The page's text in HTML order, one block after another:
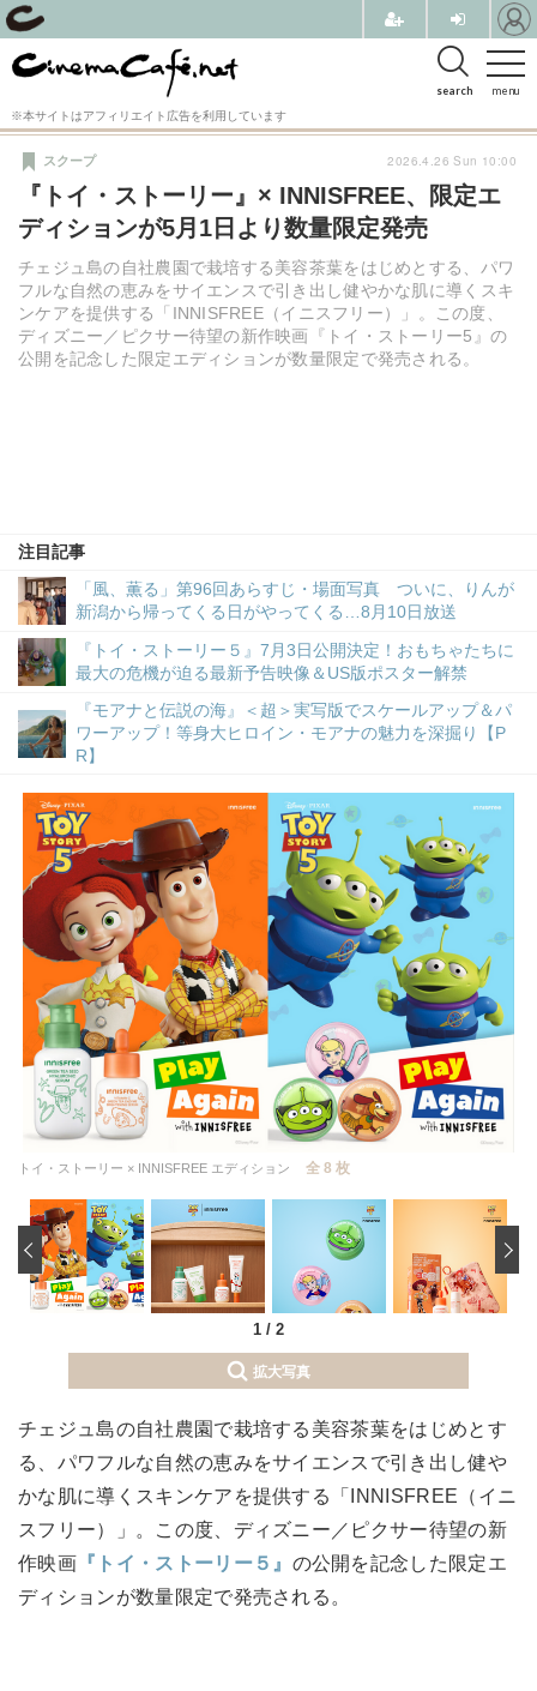
menu
search
※本サイトはアフィリエイト広告を利用しています
『トイ・ストーリー』× INNISFREE、限定エ
ディションが5月1日より数量限定発売
チェジュ島の自社農園で栽培する美容茶葉をはじめとする、パワ
フルな自然の恵みをサイエンスで引き出し健やかな肌に導くスキ
ンケアを提供する「INNISFREE（イニスフリー）」。この度、
ディズニー／ピクサー待望の新作映画『トイ・ストーリー5』の
公開を記念した限定エディションが数量限定で発売される。
スクープ
注目記事
「風、薫る」第96回あらすじ・場面写真 ついに、りんが
新潟から帰ってくる日がやってくる…8月10日放送
『トイ・ストーリー５』7月3日公開決定！おもちゃたちに
最大の危機が迫る最新予告映像＆US版ポスター解禁
『モアナと伝説の海』＜超＞実写版でスケールアップ＆パ
ワーアップ！等身大ヒロイン・モアナの魅力を深掘り【P
R】
2026.4.26 Sun 10:00
トイ・ストーリー × INNISFREE エディション 全 8 枚
1 / 2
‹
拡大写真
チェジュ島の自社農園で栽培する美容茶葉をはじめとす
る、パワフルな自然の恵みをサイエンスで引き出し健や
かな肌に導くスキンケアを提供する「INNISFREE（イニ
スフリー）」。この度、ディズニー／ピクサー待望の新
作映画『トイ・ストーリー５』 の公開を記念した限定エ
ディションが数量限定で発売される。